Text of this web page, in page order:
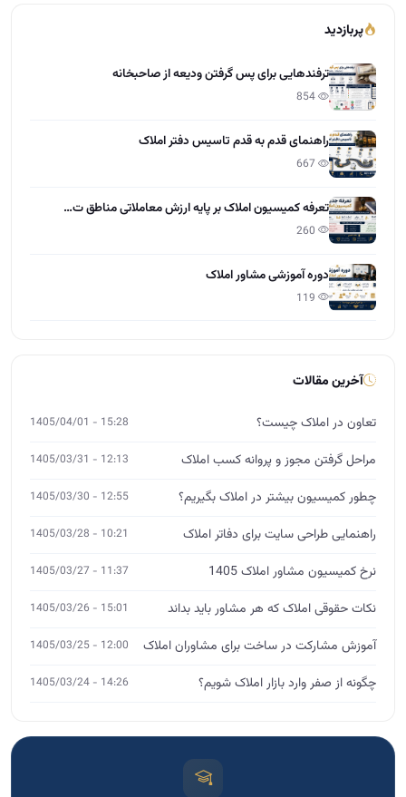
پربازدید
ترفندهایی برای پس گرفتن ودیعه از صاحبخانه
راهنمای قدم به قدم تاسیس دفتر املاک
تعرفه کمیسیون املاک بر پایه ارزش معاملاتی مناطق ت…
دوره آموزشی مشاور املاک
آخرین مقالات
تعاون در املاک چیست؟ 15:28 - 1405/04/01
مراحل گرفتن مجوز و پروانه کسب املاک 12:13 - 1405/03/31
چطور کمیسیون بیشتر در املاک بگیریم؟ 12:55 - 1405/03/30
راهنمایی طراحی سایت برای دفاتر املاک 10:21 - 1405/03/28
نرخ کمیسیون مشاور املاک 1405 11:37 - 1405/03/27
نکات حقوقی املاک که هر مشاور باید بداند 15:01 - 1405/03/26
آموزش مشارکت در ساخت برای مشاوران املاک 12:00 - 1405/03/25
چگونه از صفر وارد بازار املاک شویم؟ 14:26 - 1405/03/24